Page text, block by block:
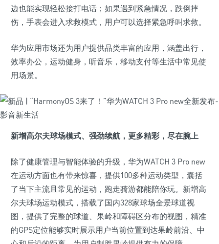
边也能实现轻松接打电话；如果遇到紧急情况，跌倒摔
伤，手表会进入求救模式，用户可以选择紧急呼叫求救。
华为应用市场还为用户提供品类丰富的应用，涵盖出行，
效率办公，运动健身，听音乐，移动支付等生活中常见使
用场景。
新增高尔夫球场模式、 强劲续航 ， 更多精彩 ， 尽在腕上
除了健康管理与智能体验的升级，华为WATCH 3 Pro new
在运动方面也有带来惊喜，提供100多种运动类型，囊括
了当下主流且常见的运动，跑走骑游都能陪你玩。新增高
尔夫球场运动模式，搭载了国内328家球场全景球道视
图，提供了完整的球道、果岭和障碍区分布的视图，精准
的GPS定位能够实时展示用户当前位置到达果岭前沿、中